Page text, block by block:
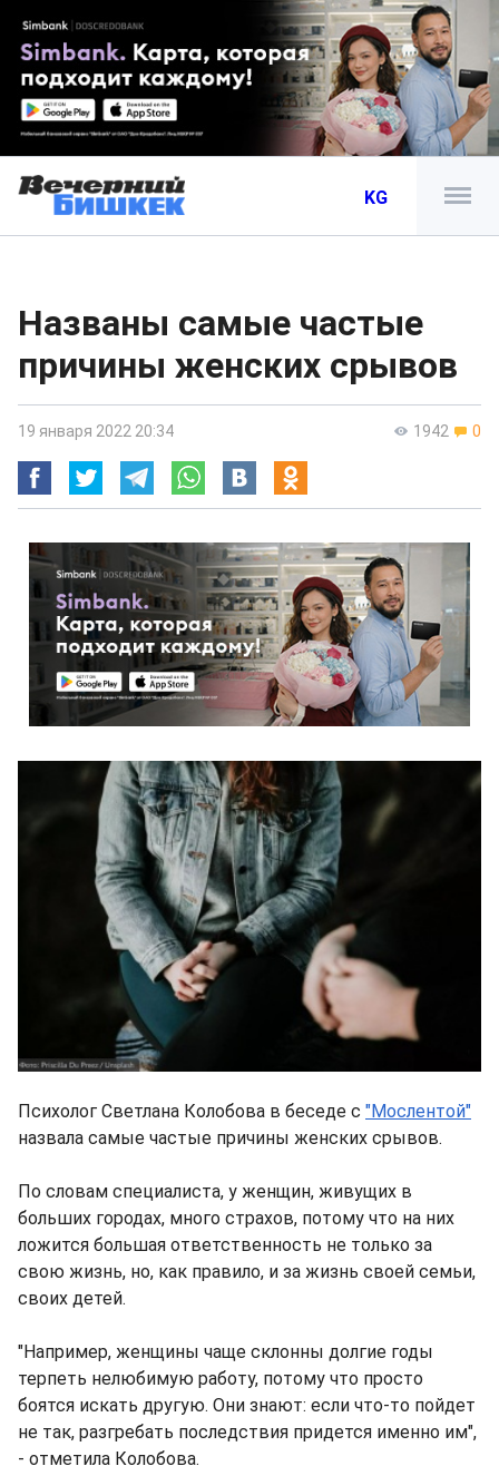
KG
Названы самые частые
причины женских срывов
1942 0
19 января 2022 20:34
Психолог Светлана Колобова в беседе с "Мослентой"
назвала самые частые причины женских срывов.
По словам специалиста, у женщин, живущих в
больших городах, много страхов, потому что на них
ложится большая ответственность не только за
свою жизнь, но, как правило, и за жизнь своей семьи,
своих детей.
"Например, женщины чаще склонны долгие годы
терпеть нелюбимую работу, потому что просто
боятся искать другую. Они знают: если что-то пойдет
не так, разгребать последствия придется именно им",
- отметила Колобова.